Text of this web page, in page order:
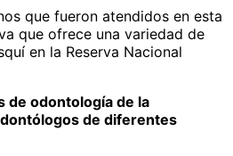
que fueron atendidos en esta
que ofrece una variedad de
en la Reserva Nacional
de odontología de la
de diferentes